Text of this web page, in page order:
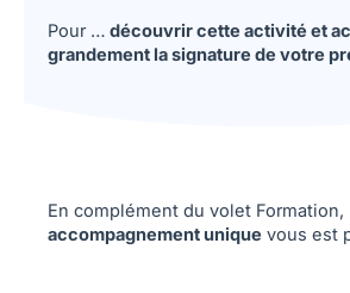
Pour … découvrir cette activité et
grandement la signature de votre
En complément du volet Formation,
accompagnement unique vous est